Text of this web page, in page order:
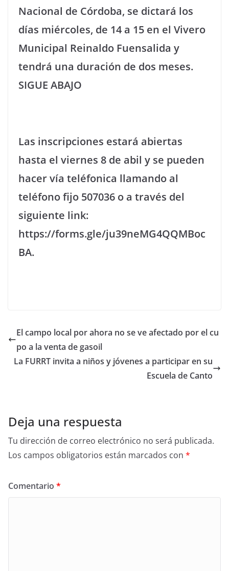
Nacional de Córdoba, se dictará los
días miércoles, de 14 a 15 en el Vivero
Municipal Reinaldo Fuensalida y
tendrá una duración de dos meses.
SIGUE ABAJO
Las inscripciones estará abiertas
hasta el viernes 8 de abil y se pueden
hacer vía teléfonica llamando al
teléfono fijo 507036 o a través del
siguiente link:
https://forms.gle/ju39neMG4QQMBoc
BA.
El campo local por ahora no se ve afectado por el cu
po a la venta de gasoil
La FURRT invita a niños y jóvenes a participar en su
Escuela de Canto
Deja una respuesta
Tu dirección de correo electrónico no será publicada.
Los campos obligatorios están marcados con *
Comentario *